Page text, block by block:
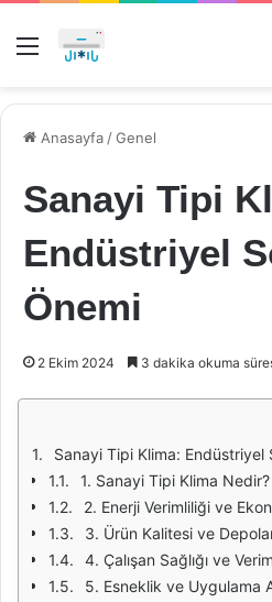
Menü
Anasayfa /Genel
Sanayi Tipi
Endüstriyel
Önemi
2 Ekim 2024 3 dakika okuma
Sanayi Tipi Klima: Endüstriyel
1. Sanayi Tipi Klima Nedir?
2. Enerji Verimliliği ve
3. Ürün Kalitesi ve
4. Çalışan Sağlığı ve
5. Esneklik ve Uygulama